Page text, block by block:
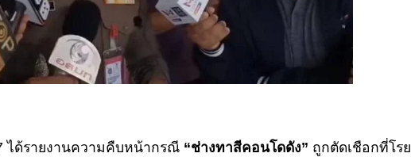
ได้รายงานความคืบหน้ากรณี “ช่างทาสีคอนโดดัง” ถูกตัดเชือกที่โรย